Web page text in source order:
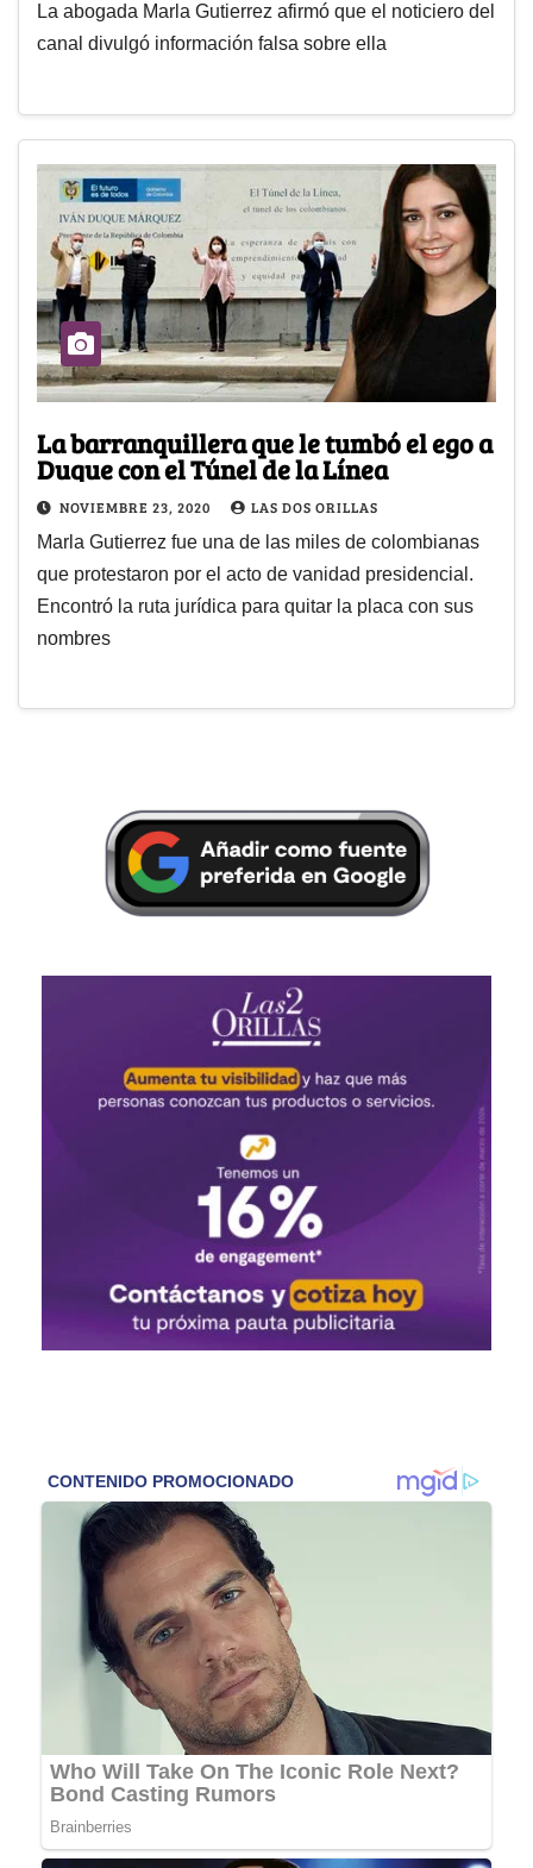
La abogada Marla Gutierrez afirmó que el noticiero del
canal divulgó información falsa sobre ella
La barranquillera que le tumbó el ego a
Duque con el Túnel de la Línea
NOVIEMBRE 23, 2020 LAS DOS ORILLAS
Marla Gutierrez fue una de las miles de colombianas
que protestaron por el acto de vanidad presidencial.
Encontró la ruta jurídica para quitar la placa con sus
nombres